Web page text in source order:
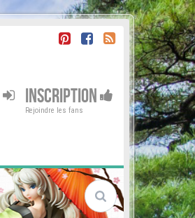
INSCRIPTION
Rejoindre les fans